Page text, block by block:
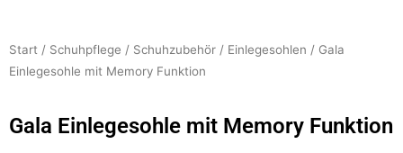
Start / Schuhpflege / Schuhzubehör / Einlegesohlen / Gala
Einlegesohle mit Memory Funktion
Gala Einlegesohle mit Memory Funktion